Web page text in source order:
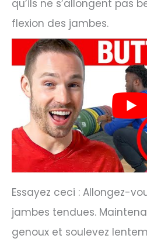
qu’ils ne s’allongent pas
flexion des jambes.
Essayez ceci : Allongez-
jambes tendues.
genoux et soulevez